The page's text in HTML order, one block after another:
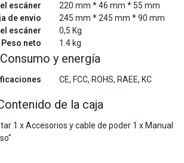
escáner
220 mm * 46 mm * 55 mm
de envio
245 mm * 245 mm * 90 mm
escáner
0,5 Kg
Peso neto
1.4 kg
Consumo y energía
CE, FCC, ROHS, RAEE, KC
de la caja
1 x Accesorios y cable de poder 1 x Manual